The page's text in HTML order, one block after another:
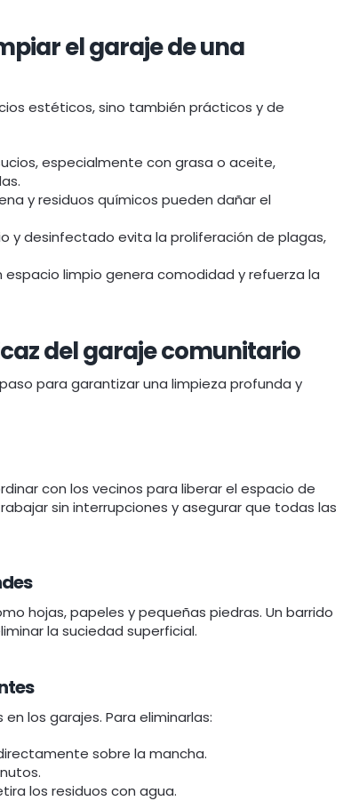
el garaje de una
estéticos, sino también prácticos y de
especialmente con grasa o aceite,
y residuos químicos pueden dañar el
y desinfectado evita la proliferación de plagas,
espacio limpio genera comodidad y refuerza la
del garaje comunitario
para garantizar una limpieza profunda y
con los vecinos para liberar el espacio de
sin interrupciones y asegurar que todas las
hojas, papeles y pequeñas piedras. Un barrido
la suciedad superficial.
los garajes. Para eliminarlas:
sobre la mancha.
los residuos con agua.